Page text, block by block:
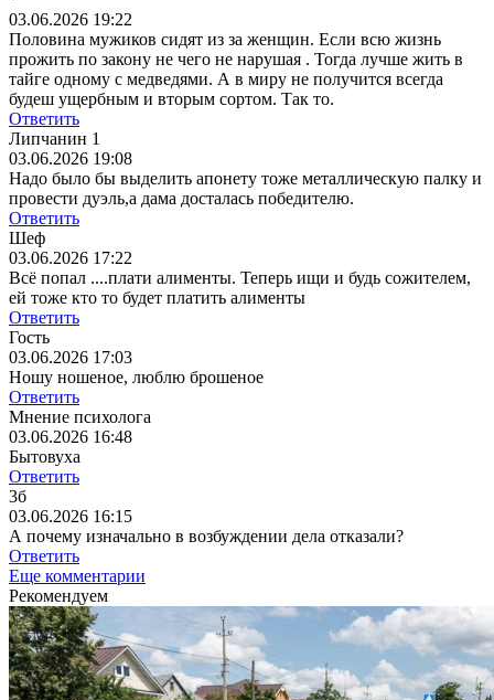
03.06.2026 19:22
Половина мужиков сидят из за женщин. Если всю жизнь
прожить по закону не чего не нарушая . Тогда лучше жить в
тайге одному с медведями. А в миру не получится всегда
будеш ущербным и вторым сортом. Так то.
Ответить
Липчанин 1
03.06.2026 19:08
Надо было бы выделить апонету тоже металлическую палку и
провести дуэль,а дама досталась победителю.
Ответить
Шеф
03.06.2026 17:22
Всё попал ....плати алименты. Теперь ищи и будь сожителем,
ей тоже кто то будет платить алименты
Ответить
Гость
03.06.2026 17:03
Ношу ношеное, люблю брошеное
Ответить
Мнение психолога
03.06.2026 16:48
Бытовуха
Ответить
3б
03.06.2026 16:15
А почему изначально в возбуждении дела отказали?
Ответить
Еще комментарии
Рекомендуем